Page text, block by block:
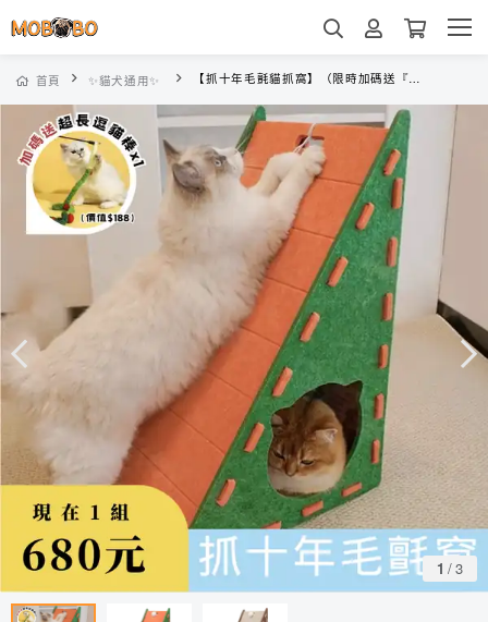
首頁 ✨貓犬通用✨ 【抓十年毛氈貓抓窩】（限時加碼送『超級長逗貓棒』x1）
1 /3